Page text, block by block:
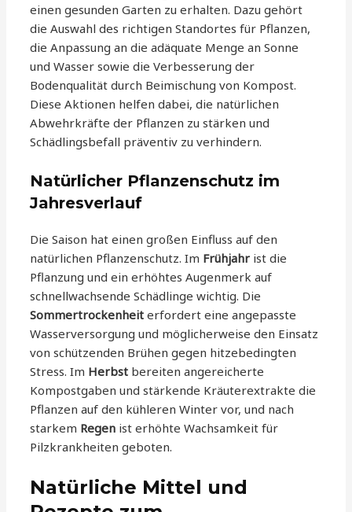
einen gesunden Garten zu erhalten. Dazu gehört
die Auswahl des richtigen Standortes für Pflanzen,
die Anpassung an die adäquate Menge an Sonne
und Wasser sowie die Verbesserung der
Bodenqualität durch Beimischung von Kompost.
Diese Aktionen helfen dabei, die natürlichen
Abwehrkräfte der Pflanzen zu stärken und
Schädlingsbefall präventiv zu verhindern.
Natürlicher Pflanzenschutz im
Jahresverlauf
Die Saison hat einen großen Einfluss auf den
natürlichen Pflanzenschutz. Im Frühjahr ist die
Pflanzung und ein erhöhtes Augenmerk auf
schnellwachsende Schädlinge wichtig. Die
Sommertrockenheit erfordert eine angepasste
Wasserversorgung und möglicherweise den Einsatz
von schützenden Brühen gegen hitzebedingten
Stress. Im Herbst bereiten angereicherte
Kompostgaben und stärkende Kräuterextrakte die
Pflanzen auf den kühleren Winter vor, und nach
starkem Regen ist erhöhte Wachsamkeit für
Pilzkrankheiten geboten.
Natürliche Mittel und